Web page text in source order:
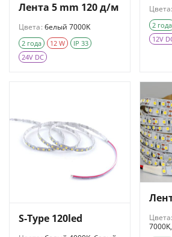
Лента 5 mm 120 д/м
Цвета: белый 7000K
2 года 12 W
IP 33
24V DC
Цвета:
2 года
12V
S-Type 120led Цвета: